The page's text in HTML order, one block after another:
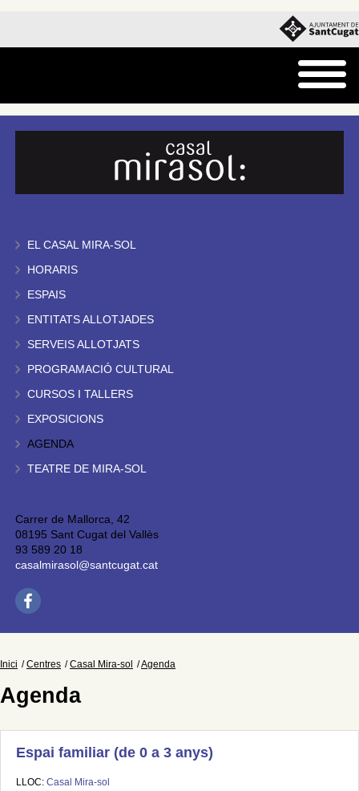
EL CASAL MIRA-SOL
HORARIS
ESPAIS
ENTITATS ALLOTJADES
SERVEIS ALLOTJATS
PROGRAMACIÓ CULTURAL
CURSOS I TALLERS
EXPOSICIONS
AGENDA
TEATRE DE MIRA-SOL
Carrer de Mallorca, 42
08195 Sant Cugat del Vallès
93 589 20 18
casalmirasol@santcugat.cat
Inici Centres Casal Mira-sol Agenda
Agenda
Espai familiar (de 0 a 3 anys)
LLOC: Casal Mira-sol